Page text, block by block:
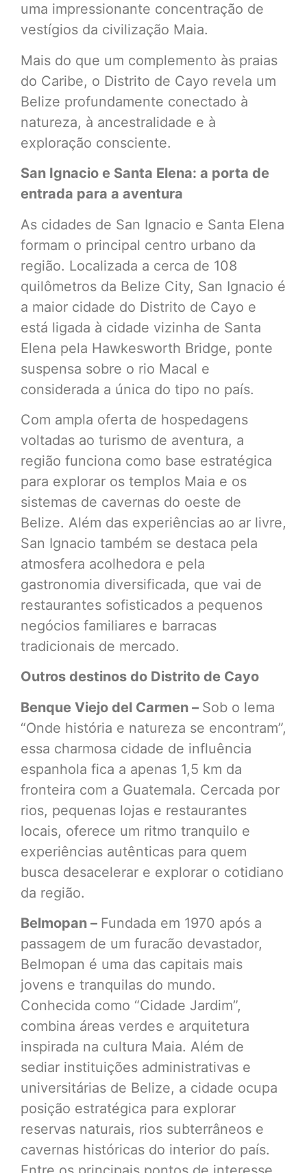
uma impressionante concentração de
vestígios da civilização Maia.
Mais do que um complemento às praias
do Caribe, o Distrito de Cayo revela um
Belize profundamente conectado à
natureza, à ancestralidade e à
exploração consciente.
San Ignacio e Santa Elena: a porta de
entrada para a aventura
As cidades de San Ignacio e Santa Elena
formam o principal centro urbano da
região. Localizada a cerca de 108
quilômetros da Belize City, San Ignacio é
a maior cidade do Distrito de Cayo e
está ligada à cidade vizinha de Santa
Elena pela Hawkesworth Bridge, ponte
suspensa sobre o rio Macal e
considerada a única do tipo no país.
Com ampla oferta de hospedagens
voltadas ao turismo de aventura, a
região funciona como base estratégica
para explorar os templos Maia e os
sistemas de cavernas do oeste de
Belize. Além das experiências ao ar livre,
San Ignacio também se destaca pela
atmosfera acolhedora e pela
gastronomia diversificada, que vai de
restaurantes sofisticados a pequenos
negócios familiares e barracas
tradicionais de mercado.
Outros destinos do Distrito de Cayo
Benque Viejo del Carmen – Sob o lema
“Onde história e natureza se encontram”,
essa charmosa cidade de influência
espanhola fica a apenas 1,5 km da
fronteira com a Guatemala. Cercada por
rios, pequenas lojas e restaurantes
locais, oferece um ritmo tranquilo e
experiências autênticas para quem
busca desacelerar e explorar o cotidiano
da região.
Belmopan – Fundada em 1970 após a
passagem de um furacão devastador,
Belmopan é uma das capitais mais
jovens e tranquilas do mundo.
Conhecida como “Cidade Jardim”,
combina áreas verdes e arquitetura
inspirada na cultura Maia. Além de
sediar instituições administrativas e
universitárias de Belize, a cidade ocupa
posição estratégica para explorar
reservas naturais, rios subterrâneos e
cavernas históricas do interior do país.